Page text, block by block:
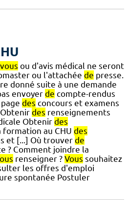
vous ou d'avis médical ne seront
ou l'attachée de presse.
donné suite à une demande
envoyer de compte-rendus
des concours et examens
des renseignements
Obtenir des
au CHU des
et [...] Où trouver de
? Comment joindre la
renseigner ? Vous souhaitez
les offres d'emploi
spontanée Postuler